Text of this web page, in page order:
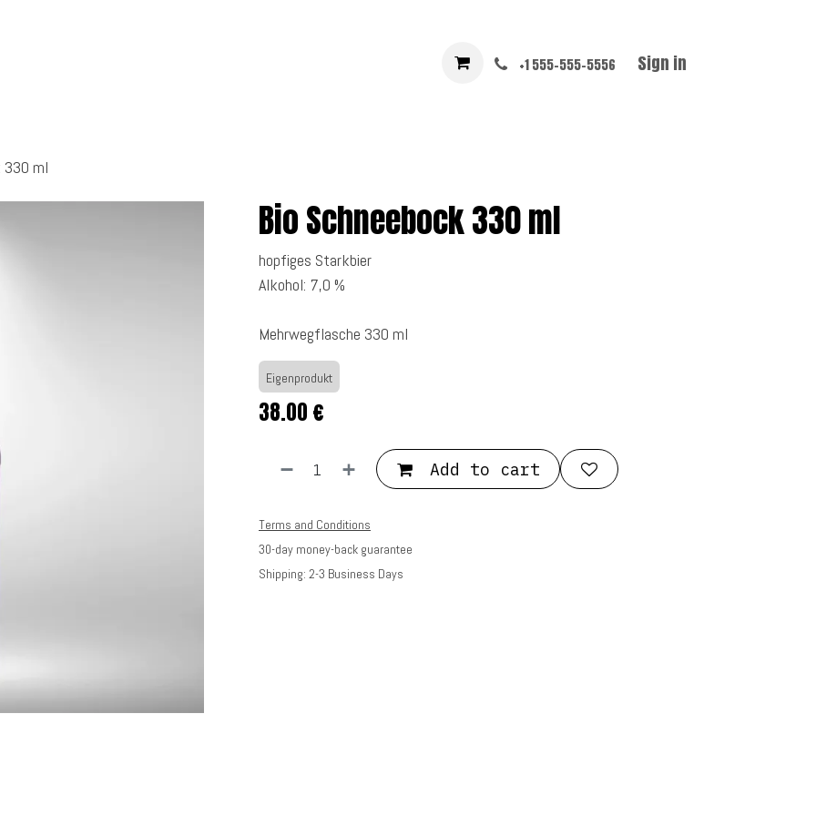
+1 555-555-5556 Sign in
330 ml
Bio Schneebock 330 ml
hopfiges Starkbier
Alkohol: 7,0 %
Mehrwegflasche 330 ml
Eigenprodukt
38.00 €
Add to cart
Terms and Conditions
30-day money-back guarantee
Shipping: 2-3 Business Days